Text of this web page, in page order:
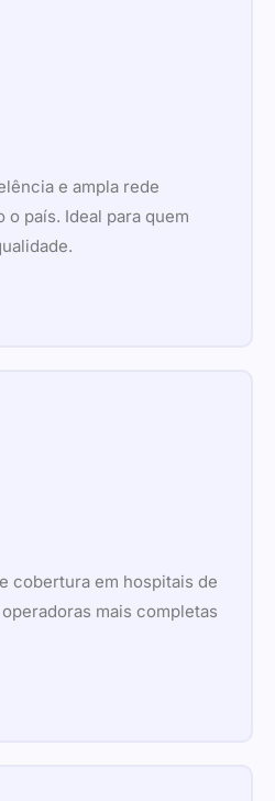
e ampla rede
país. Ideal para quem
cobertura em hospitais de
mais completas